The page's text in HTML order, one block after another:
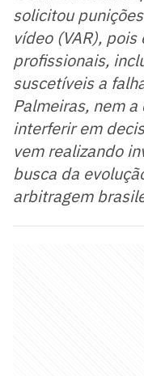
solicitou
vídeo (VAR),
profissionais,
suscetíveis a
Palmeiras, nem
interferir em
vem realizando
busca da
arbitragem